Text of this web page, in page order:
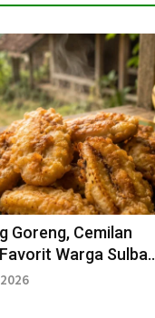
Goreng, Cemilan
Warga Sulbar
Keseruan